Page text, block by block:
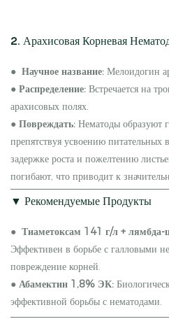
2. Арахисовая Корневая
● Научное название: Мелоидогин
● Распределение: Встречается на
арахисовых полях.
● Повреждать: Нематоды образуют
препятствуя усвоению питательных
задержке роста и пожелтению
погибают, что приводит к
▼ Рекомендуемые Продукты
● Тиаметоксам 141 г/л +
Эффективен в борьбе с галловыми
повреждение корней.
● Абамектин 1,8% ЭК:
эффективной борьбы с нематодами.